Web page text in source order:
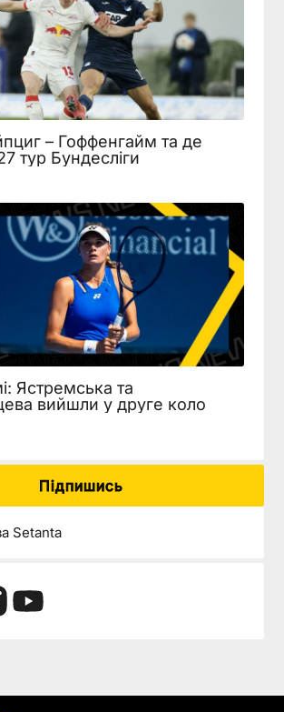
– Гоффенгайм та де
тур Бундесліги
Ястремська та
вийшли у друге коло
Підпишись
Setanta